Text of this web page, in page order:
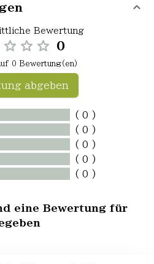
Bewertung
0
0 Bewertung(en)
abgeben
( 0 )
( 0 )
( 0 )
( 0 )
( 0 )
eine Bewertung für